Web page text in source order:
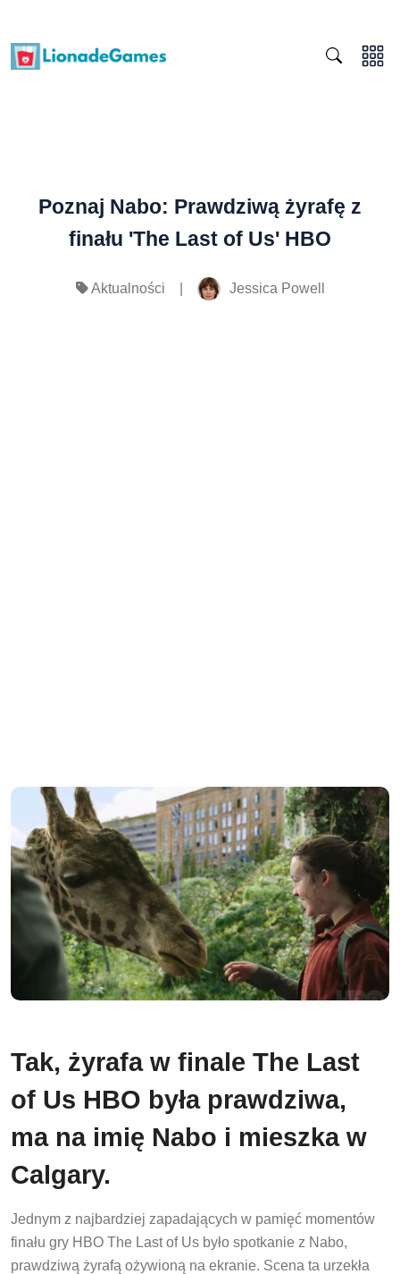
Poznaj Nabo: Prawdziwą żyrafę z
finału 'The Last of Us' HBO
Aktualności Jessica Powell
Tak, żyrafa w finale The Last
of Us HBO była prawdziwa,
ma na imię Nabo i mieszka w
Calgary.
Jednym z najbardziej zapadających w pamięć momentów
finału gry HBO The Last of Us było spotkanie z Nabo,
prawdziwą żyrafą ożywioną na ekranie. Scena ta urzekła